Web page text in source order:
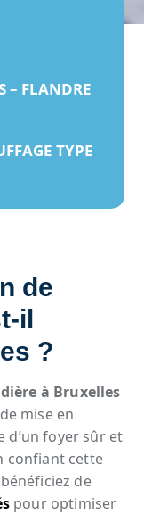
– FLANDRE
TYPE
de
il
?
à Bruxelles
mise en
d’un foyer sûr et
confiant cette
de
pour optimiser